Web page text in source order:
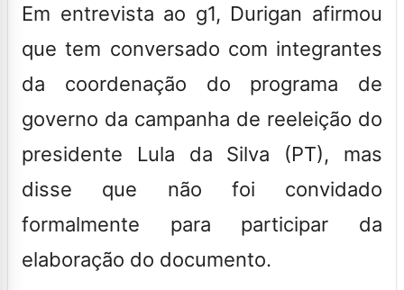
Em entrevista ao g1, Durigan afirmou
que tem conversado com integrantes
da coordenação do programa de
governo da campanha de reeleição do
presidente Lula da Silva (PT), mas
disse que não foi convidado
formalmente para participar da
elaboração do documento.